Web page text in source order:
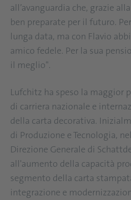
all’avanguardia che, grazie
ben preparate per il futuro.
lunga data, ma con Flavio
amico fedele. Per la sua
il meglio".
Lufchitz ha speso la maggior
di carriera nazionale e
della carta decorativa.
di Produzione e Tecnologia,
Direzione Generale di
all'aumento della capacità
segmento della carta
integrazione e